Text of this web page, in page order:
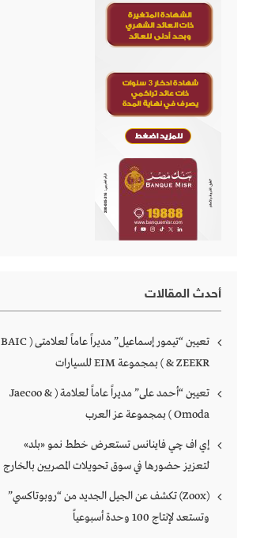
أحدث المقالات
تعيين “تيمور إسماعيل” مديراً عاماً لعلامتى ( BAIC
& ZEEKR ) بمجموعة EIM للسيارات
تعيين “أحمد على” مديراً عاماً لعلامة ( Jaecoo &
Omoda ) بمجموعة عز العرب
إي اف چي فاينانس تستعرض خطط نمو «بلد»
لتعزيز حضورها في سوق تحويلات المصريين بالخارج
(Zoox) تكشف عن الجيل الجديد من “روبوتاكسي”
وتستعد لإنتاج 100 وحدة أسبوعياً